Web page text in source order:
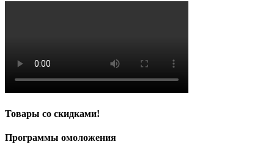
Товары со скидками!
Программы омоложения